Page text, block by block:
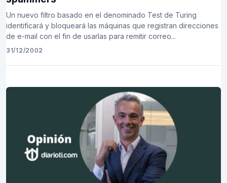
Un nuevo filtro basado en el denominado Test de Turing
identificará y bloqueará las máquinas que registran direcciones
de e-mail con el fin de usarlas para remitir correo...
31/12/2002